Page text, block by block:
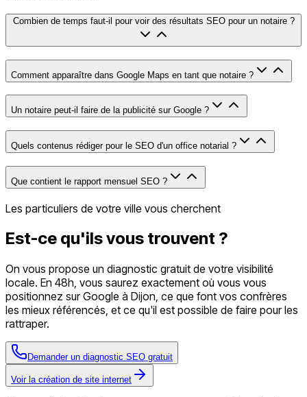
Combien de temps faut-il pour voir des résultats SEO pour un notaire ?
Comment apparaître dans Google Maps en tant que notaire ?
Un notaire peut-il faire de la publicité sur Google ?
Quels contenus rédiger pour le SEO d'un office notarial ?
Que contient le rapport mensuel SEO ?
Les particuliers de votre ville vous cherchent
Est-ce qu'ils vous trouvent ?
On vous propose un diagnostic gratuit de votre visibilité
locale. En 48h, vous saurez exactement où vous vous
positionnez sur Google à Dijon, ce que font vos confrères
les mieux référencés, et ce qu'il est possible de faire pour les
rattraper.
Demander un diagnostic SEO gratuit
Voir la création de site internet